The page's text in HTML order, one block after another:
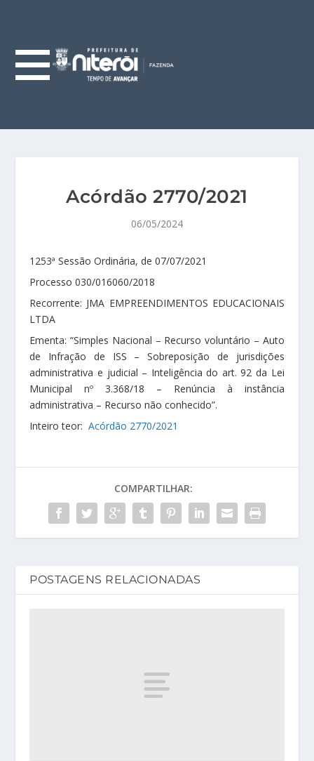
Acórdão 2770/2021
06/05/2024
1253ª Sessão Ordinária, de 07/07/2021
Processo 030/016060/2018
Recorrente: JMA EMPREENDIMENTOS EDUCACIONAIS
LTDA
Ementa: “Simples Nacional – Recurso voluntário – Auto
de Infração de ISS – Sobreposição de jurisdições
administrativa e judicial – Inteligência do art. 92 da Lei
Municipal nº 3.368/18 – Renúncia à instância
administrativa – Recurso não conhecido”.
Inteiro teor: Acórdão 2770/2021
COMPARTILHAR:
POSTAGENS RELACIONADAS